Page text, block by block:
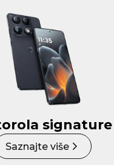
signature
Saznajte više